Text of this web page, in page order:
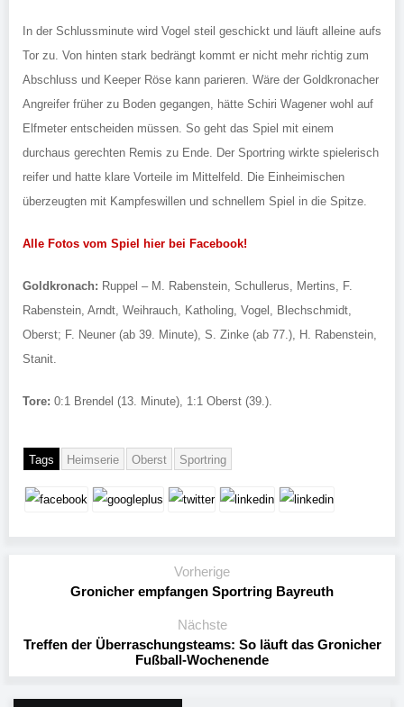
In der Schlussminute wird Vogel steil geschickt und läuft alleine aufs
Tor zu. Von hinten stark bedrängt kommt er nicht mehr richtig zum
Abschluss und Keeper Röse kann parieren. Wäre der Goldkronacher
Angreifer früher zu Boden gegangen, hätte Schiri Wagener wohl auf
Elfmeter entscheiden müssen. So geht das Spiel mit einem
durchaus gerechten Remis zu Ende. Der Sportring wirkte spielerisch
reifer und hatte klare Vorteile im Mittelfeld. Die Einheimischen
überzeugten mit Kampfeswillen und schnellem Spiel in die Spitze.
Alle Fotos vom Spiel hier bei Facebook!
Goldkronach: Ruppel – M. Rabenstein, Schullerus, Mertins, F.
Rabenstein, Arndt, Weihrauch, Katholing, Vogel, Blechschmidt,
Oberst; F. Neuner (ab 39. Minute), S. Zinke (ab 77.), H. Rabenstein,
Stanit.
Tore: 0:1 Brendel (13. Minute), 1:1 Oberst (39.).
Tags Heimserie Oberst Sportring
Vorherige
Gronicher empfangen Sportring Bayreuth
Nächste
Treffen der Überraschungsteams: So läuft das Gronicher
Fußball-Wochenende